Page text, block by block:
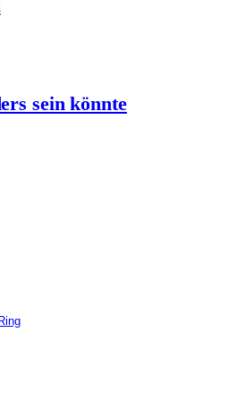
sein könnte